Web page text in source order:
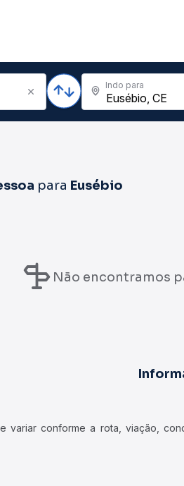
Indo para
para Eusébio
Não encontramos
variar conforme a rota, viação,